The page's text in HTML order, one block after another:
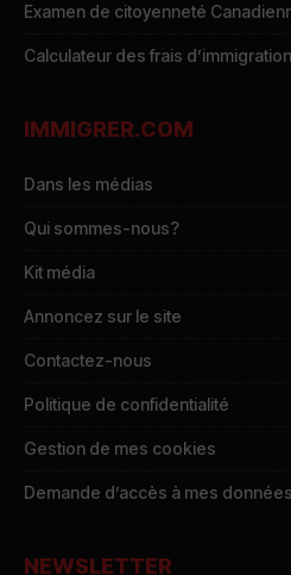
Examen de citoyenneté
Calculateur des frais d’immigration
IMMIGRER.COM
Dans les médias
Qui sommes-nous?
Kit média
Annoncez sur le site
Contactez-nous
Politique de confidentialité
Gestion de mes cookies
Demande d’accès à mes données
NEWSLETTER